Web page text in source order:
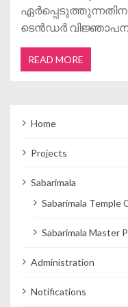
ടെൻഡർ വിജ്ഞാപനം
READ MORE
Home
Projects
Sabarimala
Sabarimala Temple
Sabarimala Master
Administration
Notifications